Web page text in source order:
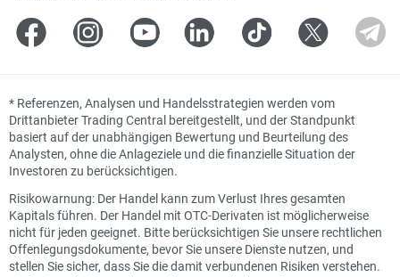
* Referenzen, Analysen und Handelsstrategien werden vom
Drittanbieter Trading Central bereitgestellt, und der Standpunkt
basiert auf der unabhängigen Bewertung und Beurteilung des
Analysten, ohne die Anlageziele und die finanzielle Situation der
Investoren zu berücksichtigen.
Risikowarnung: Der Handel kann zum Verlust Ihres gesamten
Kapitals führen. Der Handel mit OTC-Derivaten ist möglicherweise
nicht für jeden geeignet. Bitte berücksichtigen Sie unsere rechtlichen
Offenlegungsdokumente, bevor Sie unsere Dienste nutzen, und
stellen Sie sicher, dass Sie die damit verbundenen Risiken verstehen.